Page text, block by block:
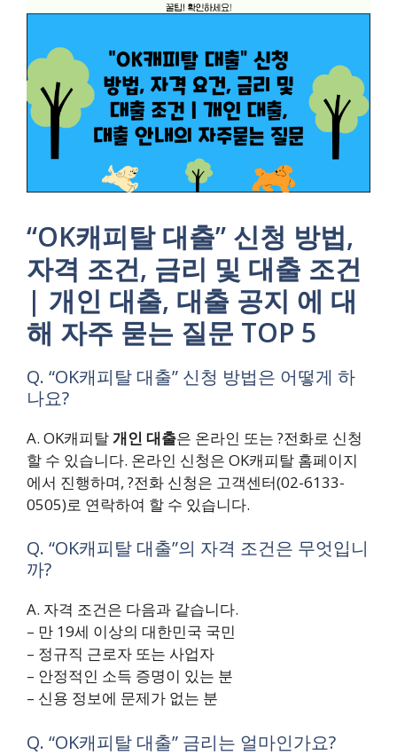
“OK캐피탈 대출” 신청 방법,
자격 조건, 금리 및 대출 조건
| 개인 대출, 대출 공지 에 대
해 자주 묻는 질문 TOP 5
Q. “OK캐피탈 대출” 신청 방법은 어떻게 하
나요?
A. OK캐피탈개인 대출은 온라인 또는 ?전화로 신청
할 수 있습니다. 온라인 신청은 OK캐피탈 홈페이지
에서 진행하며, ?전화 신청은 고객센터(02-6133-
0505)로 연락하여 할 수 있습니다.
Q. “OK캐피탈 대출”의 자격 조건은 무엇입니
까?
A. 자격 조건은 다음과 같습니다.
– 만 19세 이상의 대한민국 국민
– 정규직 근로자 또는 사업자
– 안정적인 소득 증명이 있는 분
– 신용 정보에 문제가 없는 분
Q. “OK캐피탈 대출” 금리는 얼마인가요?